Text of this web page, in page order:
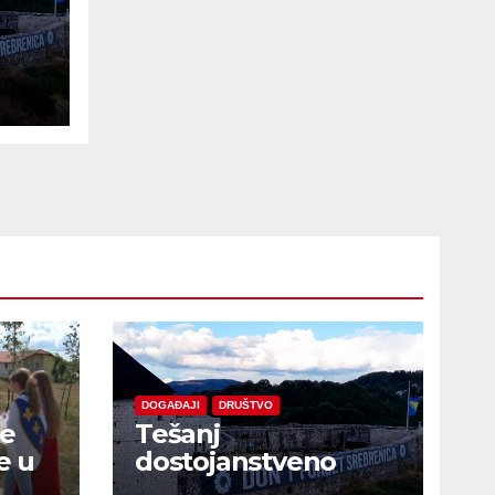
u
DOGAĐAJI DRUŠTVO
Tešanj
dostojanstveno